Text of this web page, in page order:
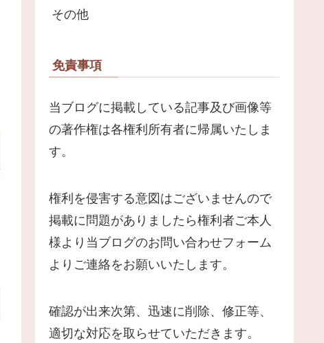
その他
免責事項
当ブログに掲載している記事及び画像等
の著作権は各権利所有者に帰属いたしま
す。
権利を侵害する意図はございませんので
掲載に問題がありましたら権利者ご本人
様より当ブログのお問い合わせフォーム
よりご連絡をお願いいたします。
確認が出来次第、迅速に削除、修正等、
適切な対応を取らせていただきます。